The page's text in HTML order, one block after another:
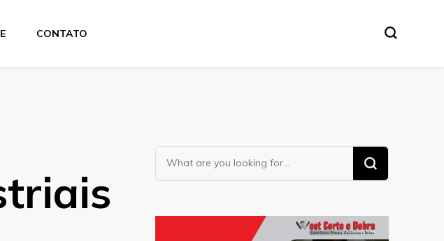
CONTATO
Looking
for